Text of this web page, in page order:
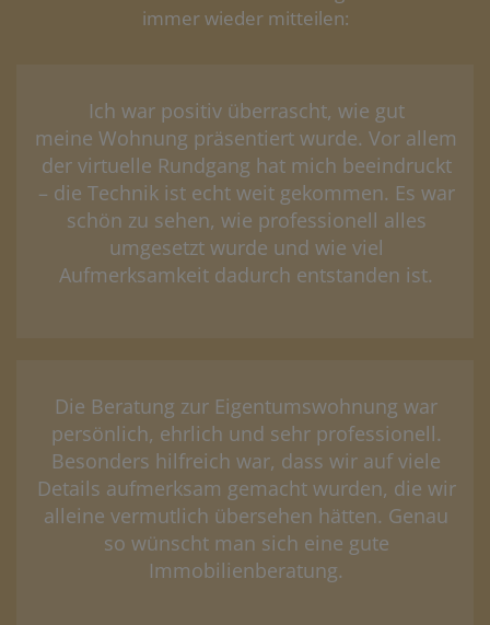
immer wieder mitteilen:
Ich war positiv überrascht, wie gut
meine Wohnung präsentiert wurde. Vor allem
der virtuelle Rundgang hat mich beeindruckt
– die Technik ist echt weit gekommen. Es war
schön zu sehen, wie professionell alles
umgesetzt wurde und wie viel
Aufmerksamkeit dadurch entstanden ist.
Die Beratung zur Eigentumswohnung war
persönlich, ehrlich und sehr professionell.
Besonders hilfreich war, dass wir auf viele
Details aufmerksam gemacht wurden, die wir
alleine vermutlich übersehen hätten. Genau
so wünscht man sich eine gute
Immobilienberatung.